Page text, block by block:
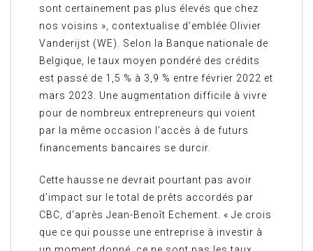
sont certainement pas plus élevés que chez
nos voisins », contextualise d’emblée Olivier
Vanderijst (WE). Selon la Banque nationale de
Belgique, le taux moyen pondéré des crédits
est passé de 1,5 % à 3,9 % entre février 2022 et
mars 2023. Une augmentation difficile à vivre
pour de nombreux entrepreneurs qui voient
par la même occasion l’accès à de futurs
financements bancaires se durcir.
Cette hausse ne devrait pourtant pas avoir
d’impact sur le total de prêts accordés par
CBC, d’après Jean-Benoît Echement. « Je crois
que ce qui pousse une entreprise à investir à